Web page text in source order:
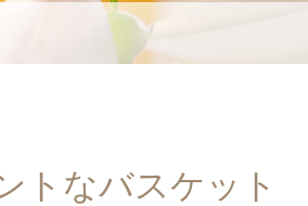
トなバスケット